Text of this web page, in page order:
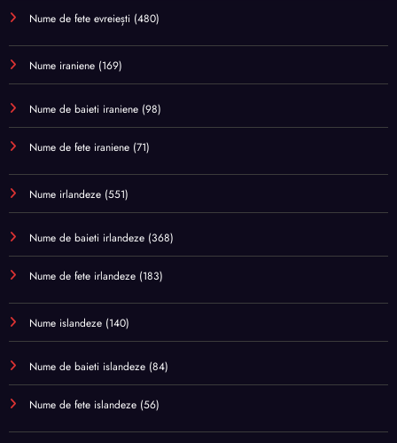
Nume de fete evreiești (480)
Nume iraniene (169)
Nume de baieti iraniene (98)
Nume de fete iraniene (71)
Nume irlandeze (551)
Nume de baieti irlandeze (368)
Nume de fete irlandeze (183)
Nume islandeze (140)
Nume de baieti islandeze (84)
Nume de fete islandeze (56)